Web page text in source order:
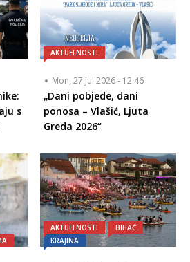
s
AKTUELNOSTI
Mon, 27 Jul 2026 - 12:46
„Dani pobjede, dani
ponosa – Vlašić, Ljuta
Greda 2026“
AKTUELNOSTI
BIHAĆ
KRAJINA